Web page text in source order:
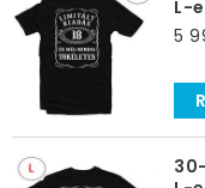
mindenki ezt fogja
Miért töltenél
fogva a fejedet,
jót, miközben
a
azon morfondírozol,
születésnapra,
L-
5